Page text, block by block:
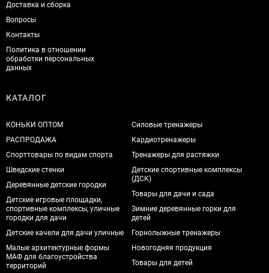
Доставка и сборка
Вопросы
Контакты
Политика в отношении
обработки персональных
данных
КАТАЛОГ
КОНЬКИ ОПТОМ
РАСПРОДАЖА
Спорттовары по видам спорта
Шведские стенки
Деревянные детские городки
Детские игровые площадки,
спортивные комплексы, уличные
городки для дачи
Детские качели для дачи уличные
Малые архитектурные формы
МАФ для благоустройства
территорий
Силовые тренажеры
Кардиотренажеры
Тренажеры для растяжки
Детские спортивные комплексы
(ДСК)
Товары для дачи и сада
Зимние деревянные горки для
детей
Горнолыжные тренажеры
Новогодняя продукция
Товары для детей